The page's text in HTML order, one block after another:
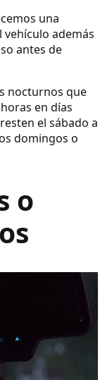
una
además
antes de
nocturnos que
en días
el sábado a
domingos o
o